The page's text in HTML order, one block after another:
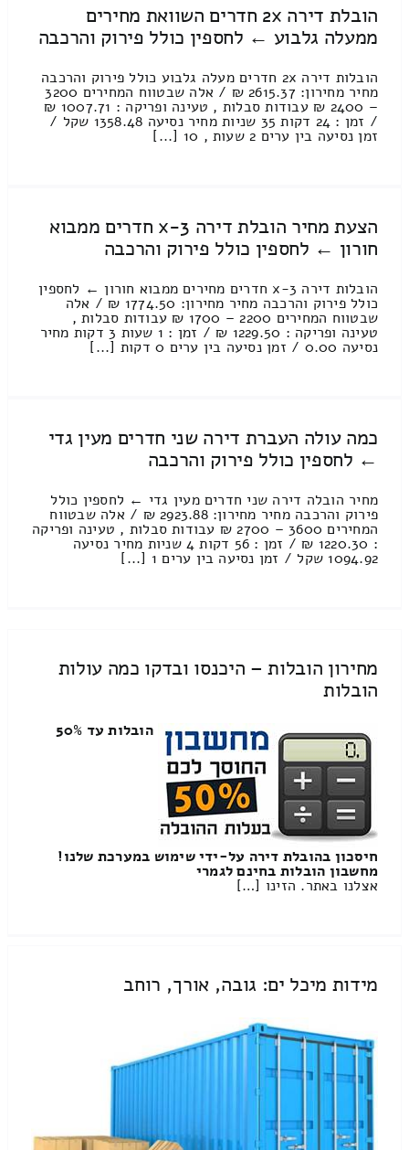
הובלת דירה 2x חדרים השוואת מחירים
ממעלה גלבוע ← לחספין כולל פירוק והרכבה
הובלות דירה 2x חדרים מעלה גלבוע כולל פירוק והרכבה
מחיר מחירון: 2615.37 ₪ / אלה שבטווח המחירים 3200
– 2400 ₪ עבודות סבלות , טעינה ופריקה : 1007.71 ₪
/ זמן : 24 דקות 35 שניות מחיר נסיעה 1358.48 שקל /
זמן נסיעה בין ערים 2 שעות , 10 [...]
הצעת מחיר הובלת דירה 3-x חדרים ממבוא
חורון ← לחספין כולל פירוק והרכבה
הובלות דירה 3-x חדרים מחירים ממבוא חורון ← לחספין
כולל פירוק והרכבה מחיר מחירון: 1774.50 ₪ / אלה
שבטווח המחירים 2200 – 1700 ₪ עבודות סבלות ,
טעינה ופריקה : 1229.50 ₪ / זמן : 1 שעות 3 דקות מחיר
נסיעה 0.00 / זמן נסיעה בין ערים 0 דקות [...]
כמה עולה העברת דירה שני חדרים מעין גדי
← לחספין כולל פירוק והרכבה
מחיר הובלה דירה שני חדרים מעין גדי ← לחספין כולל
פירוק והרכבה מחיר מחירון: 2923.88 ₪ / אלה שבטווח
המחירים 3600 – 2700 ₪ עבודות סבלות , טעינה ופריקה
: 1220.30 ₪ / זמן : 56 דקות 4 שניות מחיר נסיעה
1094.92 שקל / זמן נסיעה בין ערים 1 [...]
מחירון הובלות – היכנסו ובדקו כמה עולות
הובלות
הובלות עד 50%
חיסכון בהובלת דירה על-ידי שימוש במערכת שלנו!
מחשבון הובלות בחינם לגמרי
אצלנו באתר. הזינו […]
מידות מיכל ים: גובה, אורך, רוחב